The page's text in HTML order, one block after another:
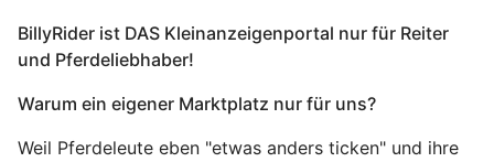
BillyRider ist DAS Kleinanzeigenportal nur für Reiter
und Pferdeliebhaber!
Warum ein eigener Marktplatz nur für uns?
Weil Pferdeleute eben "etwas anders ticken" und ihre